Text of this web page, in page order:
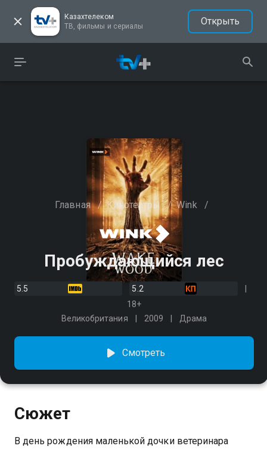
Казахтелеком
ТВ, фильмы и сериалы
Открыть
Главная / Кинотеатры / Wink /
Пробуждающийся лес
5.5
5.2
18+
Великобритания
2009 Драма
Смотреть
Сюжет
В день рождения маленькой дочки ветеринара